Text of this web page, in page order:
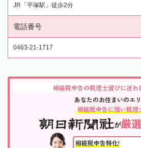
JR「平塚駅」徒歩2分
電話番号
0463-21-1717
相続税申告の税理士選びに迷わ
あなたのお住まいのエ
相続税申告に強い税理
が厳選
相続税申告特化!